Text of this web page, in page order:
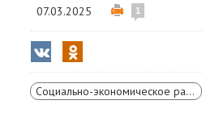
07.03.2025 1
Социально-экономическое развитие Красноярского края